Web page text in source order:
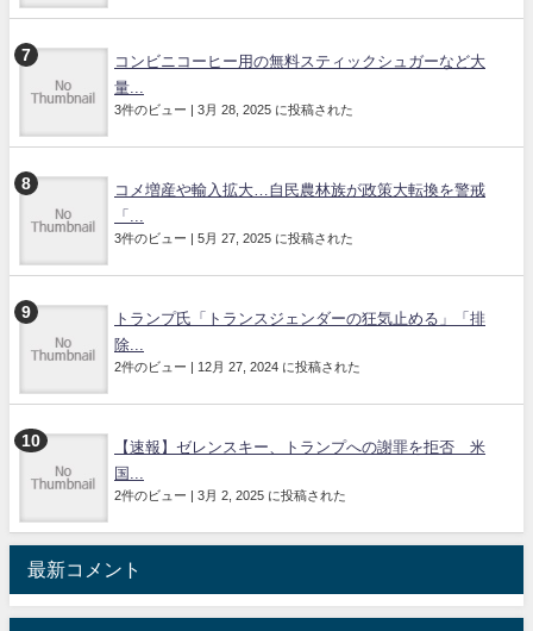
コンビニコーヒー用の無料スティックシュガーなど大
量...
3件のビュー 3月 28, 2025 に投稿された
コメ増産や輸入拡大…自民農林族が政策大転換を警戒
「...
3件のビュー 5月 27, 2025 に投稿された
トランプ氏「トランスジェンダーの狂気止める」「排
除...
2件のビュー 12月 27, 2024 に投稿された
【速報】ゼレンスキー、トランプへの謝罪を拒否 米
国...
2件のビュー 3月 2, 2025 に投稿された
最新コメント